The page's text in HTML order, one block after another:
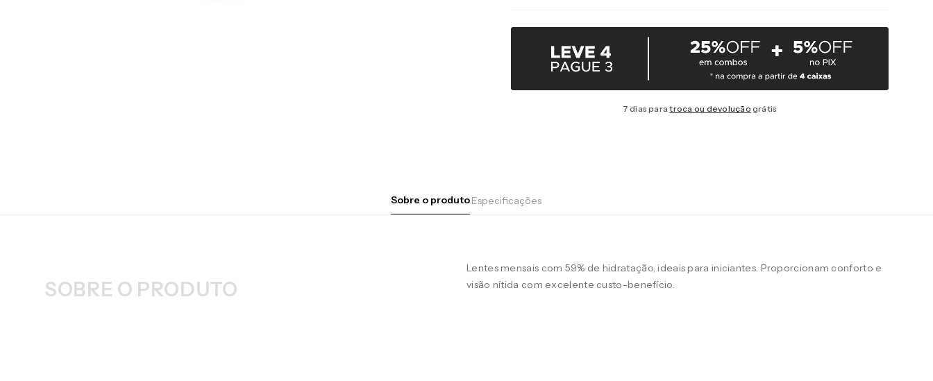
7 dias paratroca ou devolução grátis
Sobre o produtoEspecificações
SOBRE O PRODUTO
Lentes mensais com 59% de hidratação, ideais para iniciantes. Proporcionam conforto e
visão nítida com excelente custo-benefício.